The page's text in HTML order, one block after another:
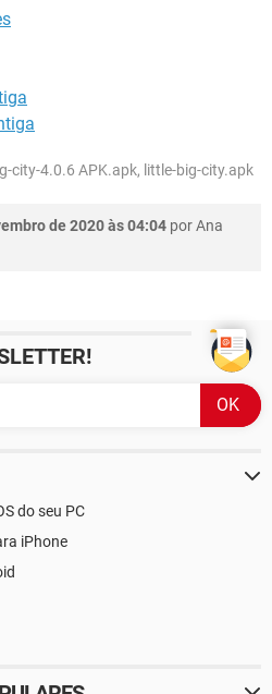
city-4.0.6 APK.apk, little-big-city.apk
de 2020 às 04:04 porAna
do seu PC
iPhone